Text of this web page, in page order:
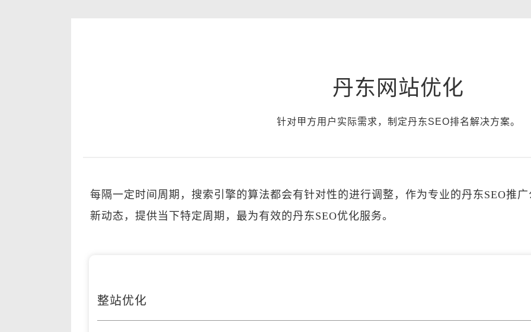
丹东网站优化
针对甲方用户实际需求，制定丹东SEO排名解决方案。
每隔一定时间周期，搜索引擎的算法都会有针对性的进行调整，作为专业的丹东SEO推
新动态，提供当下特定周期，最为有效的丹东SEO优化服务。
整站优化